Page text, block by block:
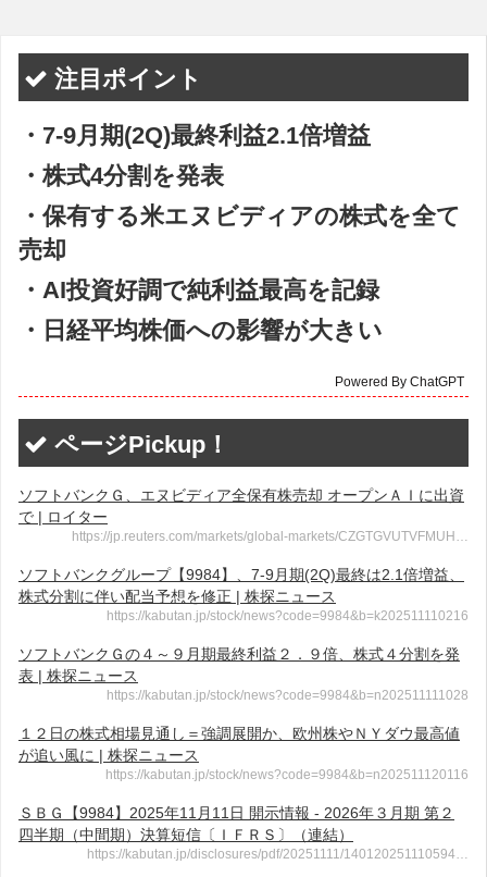
注目ポイント
・7-9月期(2Q)最終利益2.1倍増益
・株式4分割を発表
・保有する米エヌビディアの株式を全て
売却
・AI投資好調で純利益最高を記録
・日経平均株価への影響が大きい
Powered By ChatGPT
ページPickup！
ソフトバンクＧ、エヌビディア全保有株売却 オープンＡＩに出資
で | ロイター
https://jp.reuters.com/markets/global-markets/CZGTGVUTVFMUH…
ソフトバンクグループ【9984】、7-9月期(2Q)最終は2.1倍増益、
株式分割に伴い配当予想を修正 | 株探ニュース
https://kabutan.jp/stock/news?code=9984&b=k202511110216
ソフトバンクＧの４～９月期最終利益２．９倍、株式４分割を発
表 | 株探ニュース
https://kabutan.jp/stock/news?code=9984&b=n202511111028
１２日の株式相場見通し＝強調展開か、欧州株やＮＹダウ最高値
が追い風に | 株探ニュース
https://kabutan.jp/stock/news?code=9984&b=n202511120116
ＳＢＧ【9984】2025年11月11日 開示情報 - 2026年３月期 第２
四半期（中間期）決算短信〔ＩＦＲＳ〕（連結）
https://kabutan.jp/disclosures/pdf/20251111/140120251110594…